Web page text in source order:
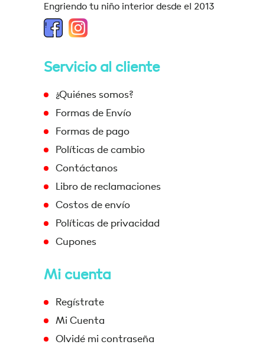
Engriendo tu niño interior desde el 2013
Servicio al cliente
¿Quiénes somos?
Formas de Envío
Formas de pago
Políticas de cambio
Contáctanos
Libro de reclamaciones
Costos de envío
Políticas de privacidad
Cupones
Mi cuenta
Regístrate
Mi Cuenta
Olvidé mi contraseña